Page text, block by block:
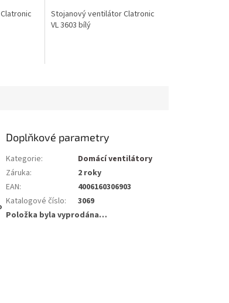
Stojanový ventilátor Clatronic
VL 3603 bílý
Doplňkové parametry
Kategorie:
Domácí ventilátory
Záruka:
2 roky
EAN:
4006160306903
Katalogové číslo:
3069
Položka byla vyprodána…